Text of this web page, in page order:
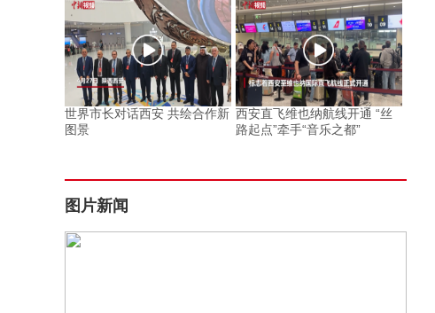
世界市长对话西安 共绘合作新
图景
西安直飞维也纳航线开通 “丝
路起点”牵手“音乐之都”
图片新闻